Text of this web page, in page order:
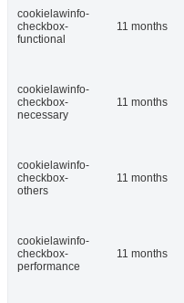
cookielawinfo-
checkbox-
functional
11 months
cookielawinfo-
checkbox-
necessary
11 months
cookielawinfo-
checkbox-
others
11 months
cookielawinfo-
checkbox-
performance
11 months